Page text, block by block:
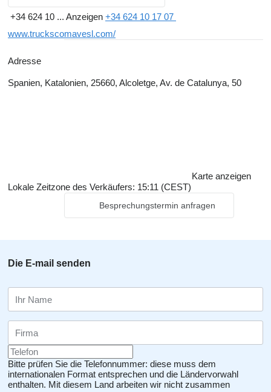
+34 624 10 ... Anzeigen +34 624 10 17 07
www.truckscomavesl.com/
Adresse
Spanien, Katalonien, 25660, Alcoletge, Av. de Catalunya, 50
Karte anzeigen
Lokale Zeitzone des Verkäufers: 15:11 (CEST)
Besprechungstermin anfragen
Die E-mail senden
Bitte prüfen Sie die Telefonnummer: diese muss dem
internationalen Format entsprechen und die Ländervorwahl
enthalten. Mit diesem Land arbeiten wir nicht zusammen